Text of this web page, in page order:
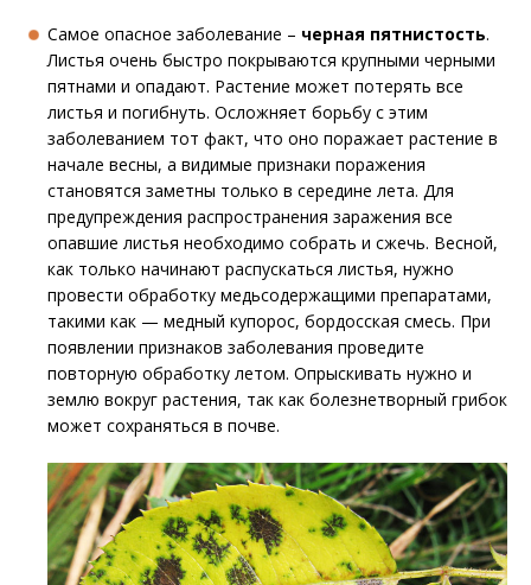
Самое опасное заболевание – черная пятнистость.
Листья очень быстро покрываются крупными черными
пятнами и опадают. Растение может потерять все
листья и погибнуть. Осложняет борьбу с этим
заболеванием тот факт, что оно поражает растение в
начале весны, а видимые признаки поражения
становятся заметны только в середине лета. Для
предупреждения распространения заражения все
опавшие листья необходимо собрать и сжечь. Весной,
как только начинают распускаться листья, нужно
провести обработку медьсодержащими препаратами,
такими как — медный купорос, бордосская смесь. При
появлении признаков заболевания проведите
повторную обработку летом. Опрыскивать нужно и
землю вокруг растения, так как болезнетворный грибок
может сохраняться в почве.